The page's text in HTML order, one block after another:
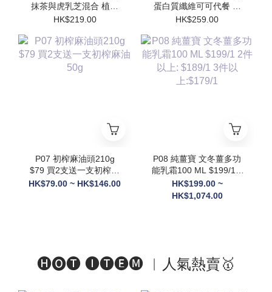
抹茶與虎乳芝混合 植物
性蛋白質飲料 18穀糧全
罐隨機送一罐貨裝】 .
【12罐則隨機送2罐貨裝
+ Ratusan健康搖搖杯(顏
色隨機) x1 】.【買18罐
杯 x1 +限量Scott限定吊
HK$219.00
蛋白質纖維可可代餐 含
22 種多⾕物 450g
6件以上:$239/1
HK$259.00
P07 初榨麻油頭210g
$79 買2支送一支初榨麻
油50g
HK$79.00 ~ HK$146.00
P08 純薑寶 文冬薑多功
能乳霜100 ML $199/1 2
件以上: $189/1 3件以
上:$179/1
HK$199.00 ~
HK$1,074.00
🅗🅞🅣 🅘🅣🅔🅜 ︱人氣熱賣🥇